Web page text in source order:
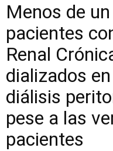
Menos de
pacientes
Renal
dializados
diálisis
pese a las
pacientes